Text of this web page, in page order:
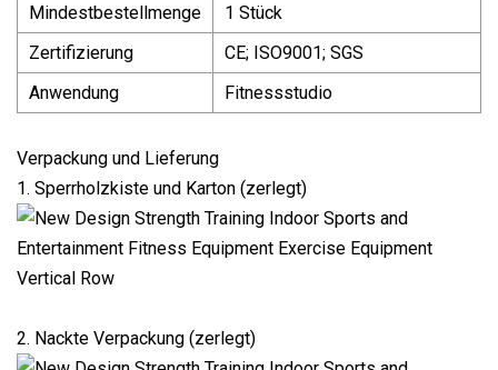
Mindestbestellmenge
1 Stück
Zertifizierung
CE; ISO9001; SGS
Anwendung
Fitnessstudio
Verpackung und Lieferung
1. Sperrholzkiste und Karton (zerlegt)
2. Nackte Verpackung (zerlegt)